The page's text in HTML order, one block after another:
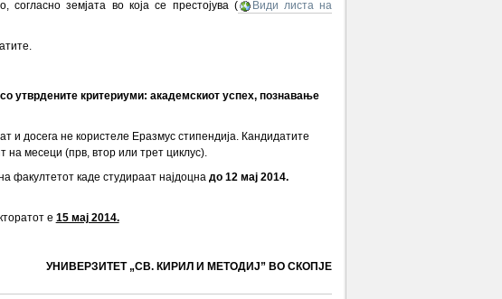
земјата во која се престојува (
Види листа на
утврдените критериуми: академскиот успех, познавање
и досега не користеле Еразмус стипендија. Кандидатите
на месеци (прв, втор или трет циклус).
факултетот каде студираат најдоцна до 12 мај 2014.
е 15 мај 2014.
УНИВЕРЗИТЕТ „СВ. КИРИЛ И МЕТОДИЈ” ВО СКОПЈЕ